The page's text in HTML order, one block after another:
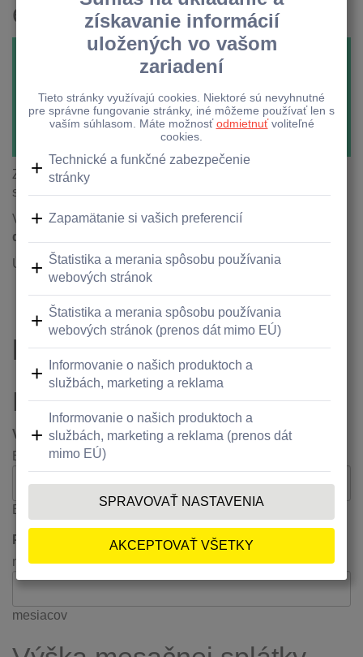
ešte výhodnejšia.
Získajte Pôžičku od
sadzbouod 5,9% ročne.
V našej banke okrem úrokovej sadzby neplatíte
ďalšie poplatky
Úroková sadzbaje nemennápočas celej doby splatnosti.
Kalkulačka Parádnej
pôžičky
Parametre pôžičky
Výška požadovanej pôžičky
EUR
EUR
EUR
Počet splátok
mesiacov mesiacov
mesiacov